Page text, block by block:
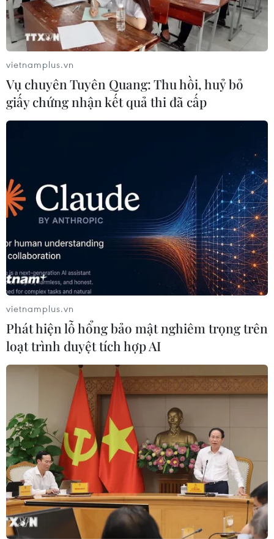
#năng lượng tái tạo
#Việt Nam-Brazil
#tăng cường hợp tác
Brazil
Theo dõi VietnamPlus
NGHỊ QUYẾT 59 - HỘI NHẬP QUỐC TẾ TRONG
TÌNH HÌNH MỚI
Ngoại giao kinh tế: Kiến tạo hệ sinh thái đồng
hành và thúc đẩy tự chủ công nghệ
Kinh nghiệm Đổi mới của Việt Nam hỗ trợ Lào
xây dựng nền kinh tế độc lập, tự chủ
Việt Nam tiếp tục là thị trường trọng điểm của
doanh nghiệp thực phẩm Ba Lan
Chủ tịch Quốc hội Trần Thanh Mẫn tiếp Đại sứ
Hoa Kỳ Jennifer Wicks
vietnamplus.vn
Vụ chuyên Tuyên Quang: Thu hồi, huỷ bỏ
giấy chứng nhận kết quả thi đã cấp
vietnamplus.vn
Phát hiện lỗ hổng bảo mật nghiêm trọng trên
loạt trình duyệt tích hợp AI